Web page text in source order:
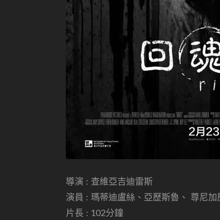
導演 : 查維亞吉迪雷斯
演員 : 瑪蒂迪盧絲、亞歷斯魯、 尊尼加
片長 : 102分鐘